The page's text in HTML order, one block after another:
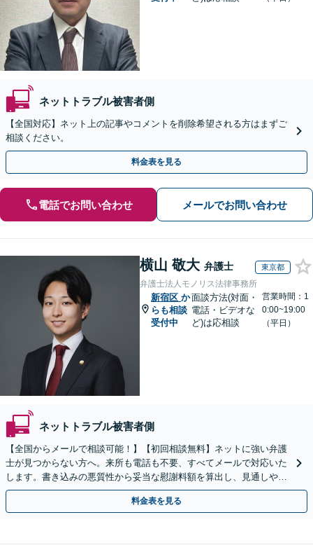
ネットトラブル被害者側
【全国対応】ネット上の記事やコメントを削除希望される方はまずご
相談ください。
料金表を見る
電話でお問い合わせ メールでお問い合わせ
横山 敬大 弁護士 東京都
弁護士法人モノリス法律事務所
新宿区 か
らも相談
受付中
面談方法(対面・
電話・ビデオな
ど)は応相談
営業時間：1
0:00~19:00
（平日）
ネットトラブル被害者側
【全国からメールで相談可能！】【初回相談無料】ネットに強い弁護
士が見つからない方へ。来所も電話も不要、すべてメールで対応いた
します。書き込みの悪質性から妥当な慰謝料額を算出し、見通しや費
用面のリスクも包み隠さずお伝えしサポートします。
料金表を見る